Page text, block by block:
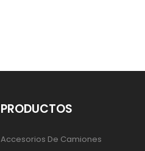
PRODUCTOS
Accesorios De Camiones